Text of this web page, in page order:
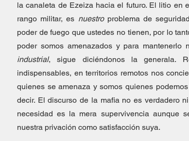
la canaleta de Ezeiza hacia el futuro. El litio en
rango militar, es nuestro problema de
poder de fuego que ustedes no tienen, por lo
industrial, sigue diciéndonos la generala.
indispensables, en territorios remotos nos
quienes se amenaza y somos quienes
decir. El discurso de la mafia no es verdadero
necesidad es la mera supervivencia aunque
nuestra privación como satisfacción suya.